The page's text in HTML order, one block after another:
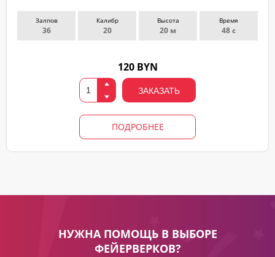
Залпов
36
Калибр
20
Высота
20 м
Время
48 с
120 BYN
ЗАКАЗАТЬ
ПОДРОБНЕЕ
НУЖНА ПОМОЩЬ В ВЫБОРЕ
ФЕЙЕРВЕРКОВ?